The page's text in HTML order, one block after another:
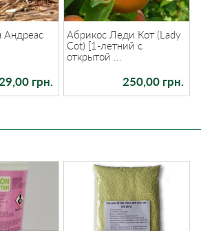
Андреас
29,00 грн.
Абрикос Леди Кот (Lady
Cot) [1-летний с
открытой ...
250,00 грн.